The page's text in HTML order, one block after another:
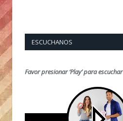
ESCUCHANOS
Favor presionar ‘Play’ para escuchar